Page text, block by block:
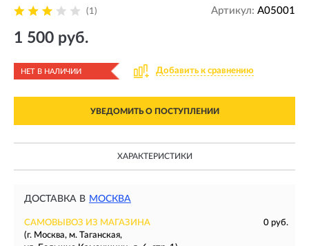
(1) Артикул: A05001
1 500 руб.
НЕТ В НАЛИЧИИ Добавить к сравнению
УВЕДОМИТЬ О ПОСТУПЛЕНИИ
ХАРАКТЕРИСТИКИ
ДОСТАВКА В МОСКВА
САМОВЫВОЗ ИЗ МАГАЗИНА
0 руб.
(г. Москва, м. Таганская,